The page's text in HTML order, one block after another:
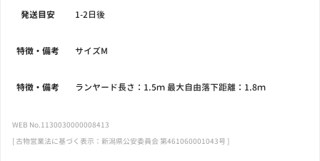
発送目安 1-2日後
特徴・備考 サイズM
特徴・備考 ランヤード長さ：1.5ｍ 最大自由落下距離：1.8ｍ
WEB No.1130030000008413
[ 古物営業法に基づく表示：新潟県公安委員会 第461060001043号 ]